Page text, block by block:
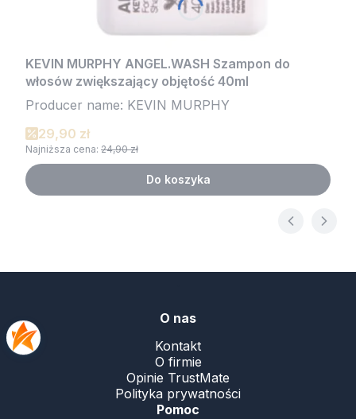
KEVIN MURPHY ANGEL.WASH Szampon do
włosów zwiększający objętość 40ml
Producer name: KEVIN MURPHY
29,90 zł
Najniższa cena: 24,90 zł
Do koszyka
O nas
Kontakt
O firmie
Opinie TrustMate
Polityka prywatności
Pomoc